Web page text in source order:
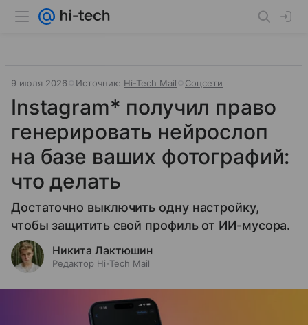
9 июля 2026 Источник: Hi-Tech Mail Соцсети
Instagram* получил право
генерировать нейрослоп
на базе ваших фотографий:
что делать
Достаточно выключить одну настройку,
чтобы защитить свой профиль от ИИ-мусора.
Никита Лактюшин
Редактор Hi-Tech Mail